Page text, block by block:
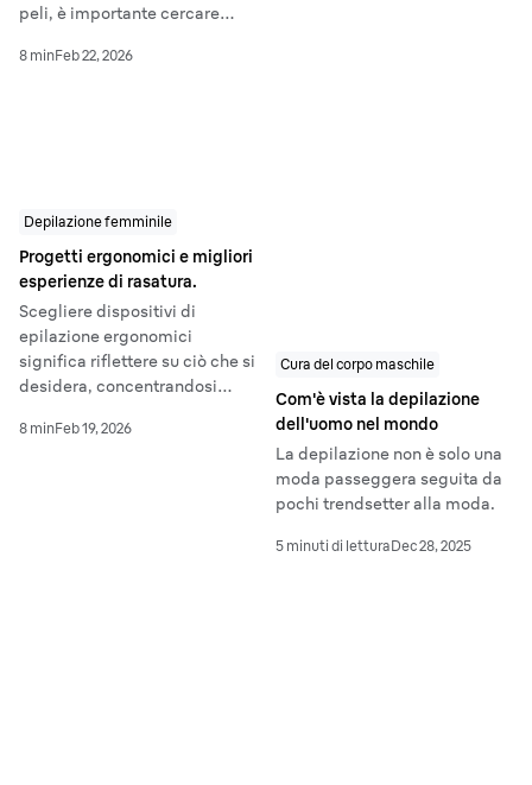
peli, è importante cercare
permettano di adattarsi a
8 minFeb 22, 2026
Depilazione femminile
Progetti ergonomici e migliori
esperienze di rasatura.
Scegliere dispositivi di
epilazione ergonomici
significa riflettere su ciò che si
desidera, concentrandosi
presa, sull'equilibrio e sul
8 minFeb 19, 2026
Cura del corpo maschile
Com'è vista la depilazione
dell'uomo nel mondo
La depilazione non è solo una
moda passeggera seguita da
pochi trendsetter alla moda.
5 minuti di letturaDec 28, 2025